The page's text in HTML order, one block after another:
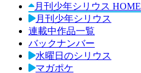
月刊少年シリウス HOME
月刊少年シリウス
連載中作品一覧
バックナンバー
水曜日のシリウス
マガポケ